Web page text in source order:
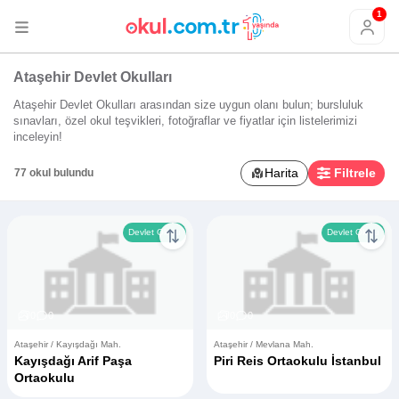
1
Ataşehir Devlet Okulları
Ataşehir Devlet Okulları arasından size uygun olanı bulun; bursluluk
sınavları, özel okul teşvikleri, fotoğraflar ve fiyatlar için listelerimizi
inceleyin!
77 okul bulundu Harita Filtrele
0
Devlet Okulu
Ataşehir / Kayışdağı Mah.
Kayışdağı Arif Paşa
Ortaokulu
0
Devlet Okulu
Ataşehir / Mevlana Mah.
Piri Reis Ortaokulu İstanbul